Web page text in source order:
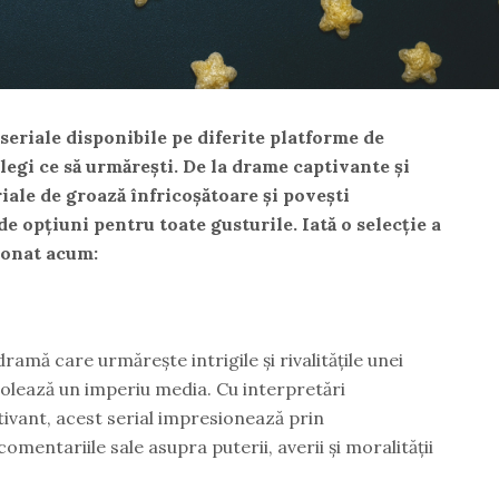
disponibile pe diferite platforme de
ce să urmărești. De la drame captivante și
de groază înfricoșătoare și povești
opțiuni pentru toate gusturile. Iată o selecție a
acum:
care urmărește intrigile și rivalitățile unei
un imperiu media. Cu interpretări
acest serial impresionează prin
sale asupra puterii, averii și moralității